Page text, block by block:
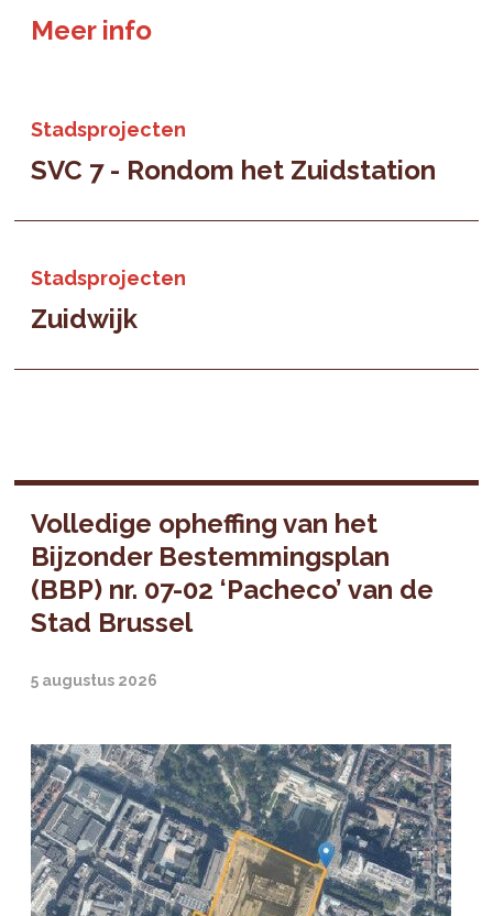
Meer info
Stadsprojecten
SVC 7 - Rondom het Zuidstation
Stadsprojecten
Zuidwijk
Volledige opheffing van het
Bijzonder Bestemmingsplan
(BBP) nr. 07-02 ‘Pacheco’ van de
Stad Brussel
5 augustus 2026